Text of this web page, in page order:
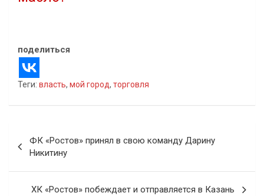
поделиться
Теги: власть, мой город, торговля
по
записям
ФК «Ростов» принял в свою команду Дарину
Никитину
ХК «Ростов» побеждает и отправляется в Казань